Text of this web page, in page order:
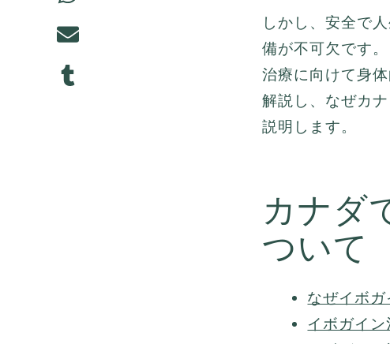
しかし、安全で
備が不可欠です
治療に向けて身
解説し、なぜカ
説明します。
カナダ
ついて
なぜイボ
イボガイ